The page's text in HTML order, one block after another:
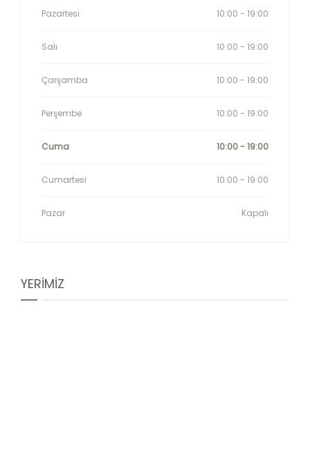
Pazartesi 10:00 - 19:00
Salı 10:00 - 19:00
Çarşamba 10:00 - 19:00
Perşembe 10:00 - 19:00
Cuma 10:00 - 19:00
Cumartesi 10:00 - 19:00
Pazar Kapalı
YERİMİZ